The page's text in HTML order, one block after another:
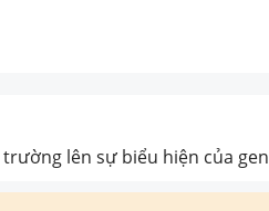
lên sự biểu hiện của gen